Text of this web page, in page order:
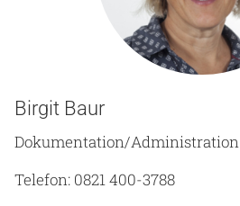
Birgit Baur
Dokumentation/Administration
Telefon: 0821 400-3788